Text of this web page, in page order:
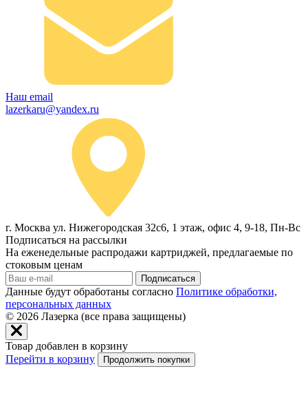
Наш email
lazerkaru@yandex.ru
г. Москва ул. Нижегородская 32с6, 1 этаж, офис 4, 9-18, Пн-Вс
Подписаться на рассылки
На еженедельные распродажи картриджей, предлагаемые по
стоковым ценам
Подписаться
Данные будут обработаны согласно Политике обработки,
персональных данных
© 2026 Лазерка (все права защищены)
Товар добавлен в корзину
Перейти в корзину
Продолжить покупки